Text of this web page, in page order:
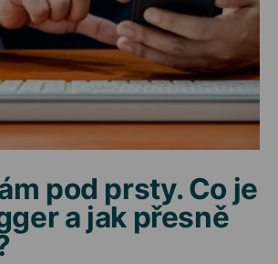
pod prsty. Co je
a jak přesně